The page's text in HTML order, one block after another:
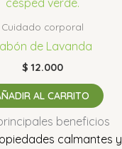
Cuidado corporal
de Lavanda
$ 12.000
AL CARRITO
beneficios
calmantes y